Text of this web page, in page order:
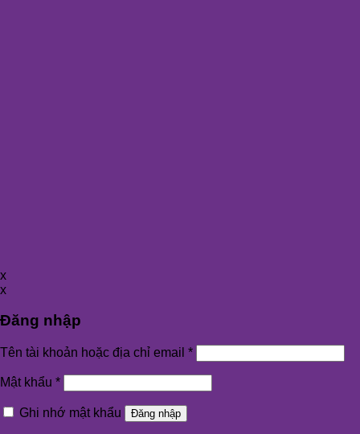
x
x
Đăng nhập
Tên tài khoản hoặc địa chỉ email *
Mật khẩu *
Ghi nhớ mật khẩu Đăng nhập